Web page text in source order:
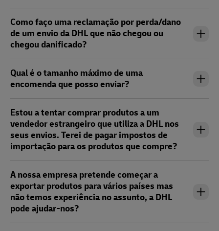
Como faço uma reclamação por perda/dano
de um envio da DHL que não chegou ou
chegou danificado?
Qual é o tamanho máximo de uma
encomenda que posso enviar?
Estou a tentar comprar produtos a um
vendedor estrangeiro que utiliza a DHL nos
seus envios. Terei de pagar impostos de
importação para os produtos que compre?
A nossa empresa pretende começar a
exportar produtos para vários países mas
não temos experiência no assunto, a DHL
pode ajudar-nos?